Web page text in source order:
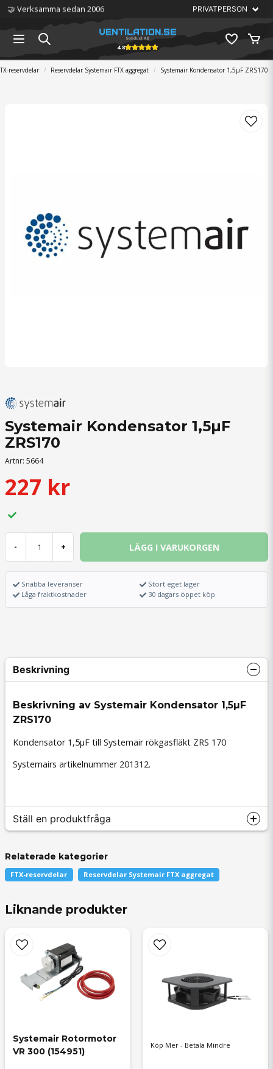
🤝 Verksamma sedan 2006
4.8
reservdelar Reservdelar Systemair FTX aggregat Systemair Kondensator 1,5µF ZRS170
Systemair Kondensator 1,5µF
ZRS170
Artnr: 5664
227 kr
- + LÄGG I VARUKORGEN
Snabba leveranser
Låga fraktkostnader
Stort eget lager
30 dagars öppet köp
Beskrivning
Beskrivning av Systemair Kondensator 1,5µF
ZRS170
Kondensator 1,5µF till Systemair rökgasfläkt ZRS 170
Systemairs artikelnummer 201312.
Ställ en produktfråga
question
nameNamn
email
Mejladress
Relaterade kategorier
FTX-reservdelar Reservdelar Systemair FTX aggregat
Liknande produkter
Systemair Rotormotor
VR 300 (154951)
Köp Mer - Betala Mindre